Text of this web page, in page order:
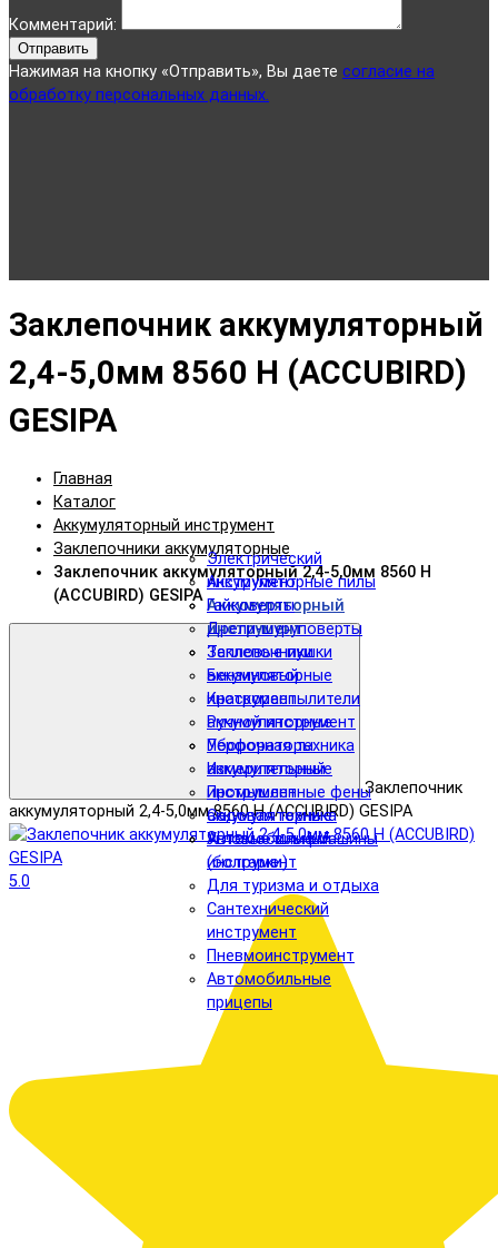
Комментарий:
Отправить
Нажимая на кнопку «Отправить», Вы даете согласие на
обработку персональных данных.
Заклепочник аккумуляторный
2,4-5,0мм 8560 Н (ACCUBIRD)
GESIPA
Главная
Каталог
Аккумуляторный инструмент
Электрический
инструмент
Аккумуляторный
инструмент
Тепловые пушки
Бензиновый
инструмент
Ручной инструмент
Уборочная техника
Измерительный
инструмент
Садовая техника
Автомобильный
инструмент
Для туризма и отдыха
Сантехнический
инструмент
Пневмоинструмент
Автомобильные
прицепы
Заклепочники аккумуляторные
Аккумуляторные пилы
Гайковерты
Дрели-шуруповерты
Заклепочники
аккумуляторные
Краскораспылители
аккумуляторные
Перфораторы
аккумуляторные
Промышленные фены
аккумуляторные
Угловые шлифмашины
(болгарки)
Заклепочник аккумуляторный 2,4-5,0мм 8560 Н
(ACCUBIRD) GESIPA
Заклепочник
аккумуляторный 2,4-5,0мм 8560 Н (ACCUBIRD) GESIPA
5.0